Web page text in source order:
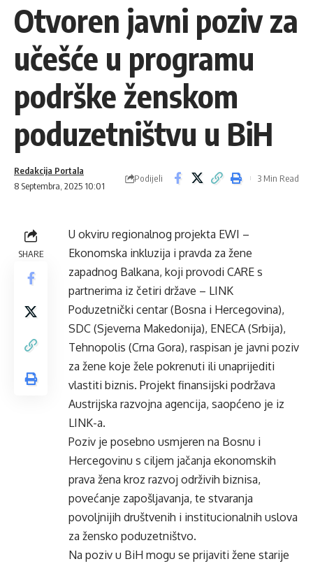
Otvoren javni poziv za
učešće u programu
podrške ženskom
poduzetništvu u BiH
8 Septembra, 2025 10:01
Redakcija Portala
Podijeli 3 Min Read
SHARE
U okviru regionalnog projekta EWI –
Ekonomska inkluzija i pravda za žene
zapadnog Balkana, koji provodi CARE s
partnerima iz četiri države – LINK
Poduzetnički centar (Bosna i Hercegovina),
SDC (Sjeverna Makedonija), ENECA (Srbija),
Tehnopolis (Crna Gora), raspisan je javni poziv
za žene koje žele pokrenuti ili unaprijediti
vlastiti biznis. Projekt finansijski podržava
Austrijska razvojna agencija, saopćeno je iz
LINK-a.
Poziv je posebno usmjeren na Bosnu i
Hercegovinu s ciljem jačanja ekonomskih
prava žena kroz razvoj održivih biznisa,
povećanje zapošljavanja, te stvaranja
povoljnijih društvenih i institucionalnih uslova
za žensko poduzetništvo.
Na poziv u BiH mogu se prijaviti žene starije